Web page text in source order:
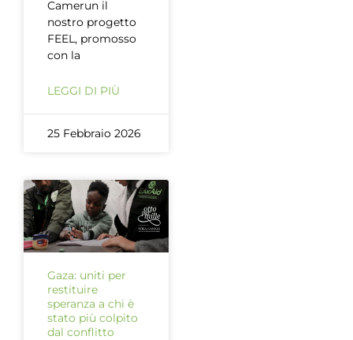
Camerun il
nostro progetto
FEEL, promosso
con la
LEGGI DI PIÙ
25 Febbraio 2026
Gaza: uniti per
restituire
speranza a chi è
stato più colpito
dal conflitto